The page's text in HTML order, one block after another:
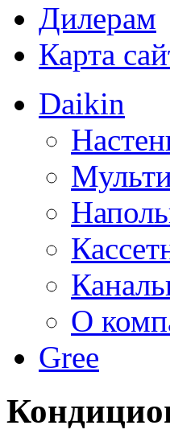
Дилерам
Карта
Daikin
О
Gree